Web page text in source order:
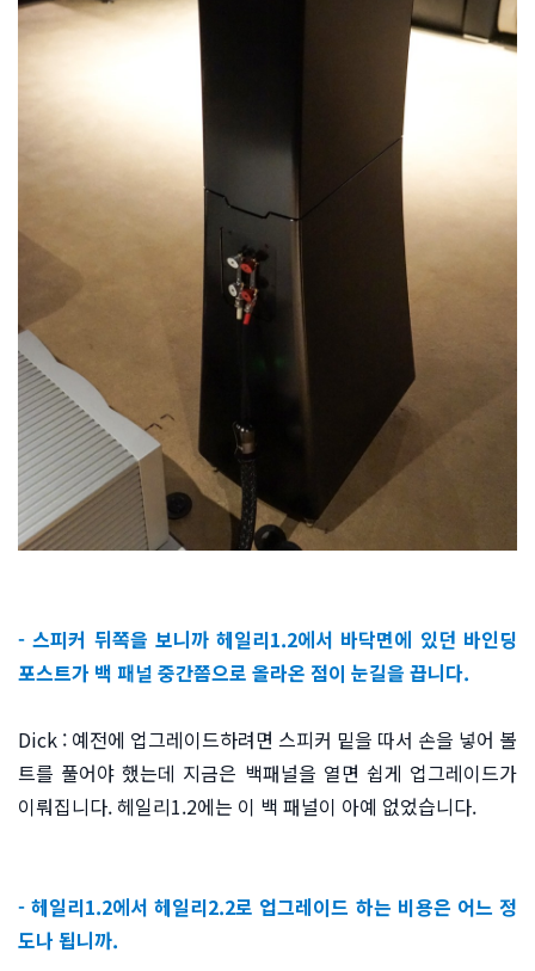
- 스피커 뒤쪽을 보니까 헤일리1.2에서 바닥면에 있던 바인딩
포스트가 백 패널 중간쯤으로 올라온 점이 눈길을 끕니다.
Dick : 예전에 업그레이드하려면 스피커 밑을 따서 손을 넣어 볼
트를 풀어야 했는데 지금은 백패널을 열면 쉽게 업그레이드가
이뤄집니다. 헤일리1.2에는 이 백 패널이 아예 없었습니다.
- 헤일리1.2에서 헤일리2.2로 업그레이드 하는 비용은 어느 정
도나 됩니까.